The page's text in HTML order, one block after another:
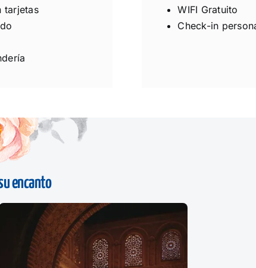
tarjetas
WIFI Gratuito
Check-in
encanto